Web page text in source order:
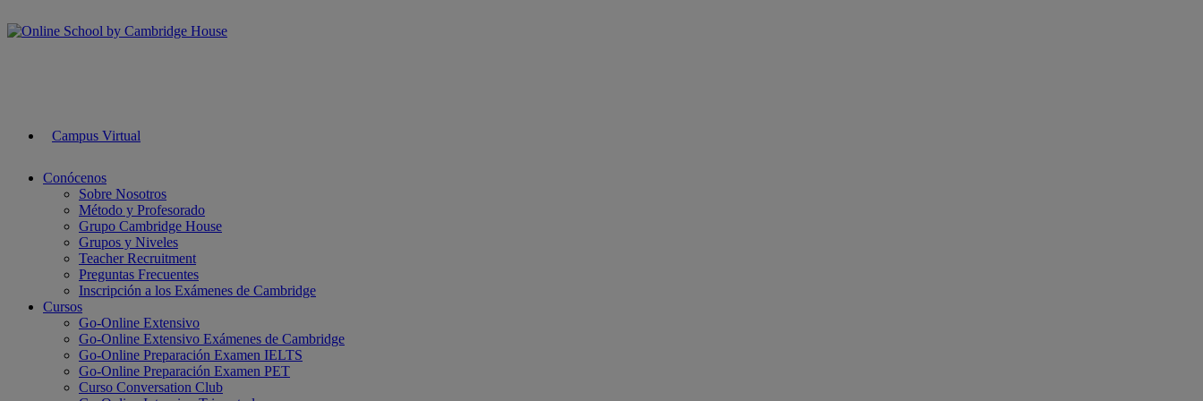
Campus Virtual
Conócenos
Sobre Nosotros
Método y Profesorado
Grupo Cambridge House
Grupos y Niveles
Teacher Recruitment
Preguntas Frecuentes
Inscripción a los Exámenes de Cambridge
Cursos
Go-Online Extensivo
Go-Online Extensivo Exámenes de Cambridge
Go-Online Preparación Examen IELTS
Go-Online Preparación Examen PET
Curso Conversation Club